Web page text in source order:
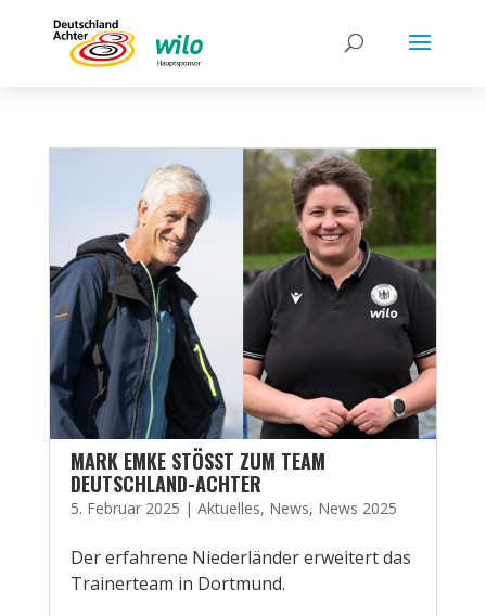
MARK EMKE STÖSST ZUM TEAM D
EUTSCHLAND-ACHTER
5. Februar 2025 | Aktuelles, News, News 2025
Der erfahrene Niederländer erweitert das
Trainerteam in Dortmund.